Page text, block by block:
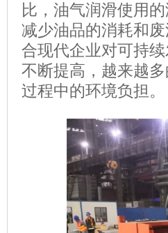
比，油气润滑使用
减少油品的消耗和
合现代企业对可持
不断提高，越来越
过程中的环境负担。